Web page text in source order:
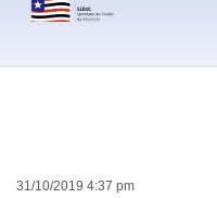
31/10/2019 4:37 pm